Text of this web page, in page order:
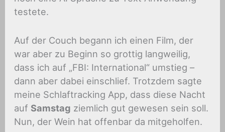
testete.
Auf der Couch begann ich einen Film, der
war aber zu Beginn so grottig langweilig,
dass ich auf „FBI: International“ umstieg –
dann aber dabei einschlief. Trotzdem sagte
meine Schlaftracking App, dass diese Nacht
auf Samstag ziemlich gut gewesen sein soll.
Nun, der Wein hat offenbar da mitgeholfen.